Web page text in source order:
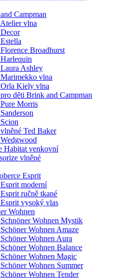
Campman
vlna
Broadhurst
Ashley
vlna
Kiely vlna
děti Brink and Campman
Morris
Ted Baker
Habitat venkovní
vlněné
Esprit
moderní
ručně tkané
vysoký vlas
Wohnen
Wohnen Mystik
Wohnen Amaze
Wohnen Aura
Wohnen Balance
Wohnen Magic
Wohnen Summer
Wohnen Tender